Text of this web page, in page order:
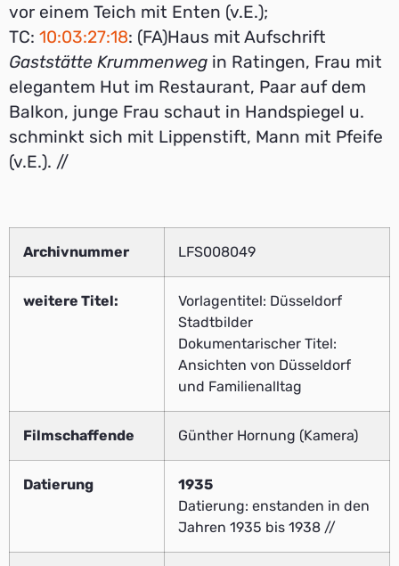
vor einem Teich mit Enten (v.E.);
TC: 10:03:27:18: (FA)Haus mit Aufschrift
Gaststätte Krummenweg in Ratingen, Frau mit
elegantem Hut im Restaurant, Paar auf dem
Balkon, junge Frau schaut in Handspiegel u.
schminkt sich mit Lippenstift, Mann mit Pfeife
(v.E.). //
Archivnummer LFS008049
weitere Titel:
Vorlagentitel: Düsseldorf
Stadtbilder
Dokumentarischer Titel:
Ansichten von Düsseldorf
und Familienalltag
Filmschaffende Günther Hornung (Kamera)
Datierung
1935
Datierung: enstanden in den
Jahren 1935 bis 1938 //